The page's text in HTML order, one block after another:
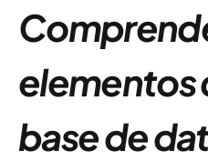
elementos
base de